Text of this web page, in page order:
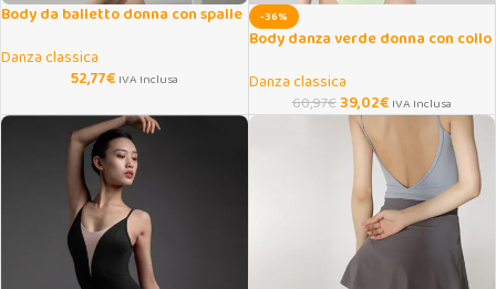
Body da balletto donna con spalle
Danza classica
52,77€ IVA Inclusa
-36%
Body danza verde donna con collo
Danza classica
60,97€39,02€ IVA Inclusa